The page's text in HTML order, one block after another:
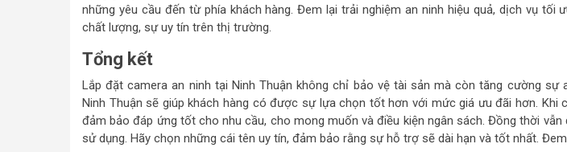
những yêu cầu đến từ phía khách hàng. Đem lại trải nghiệm an ninh hiệu quả, dịch vụ tối
chất lượng, sự uy tín trên thị trường.
Tổng kết
Lắp đặt camera an ninh tại Ninh Thuận không chỉ bảo vệ tài sản mà còn tăng cường sự
Ninh Thuận sẽ giúp khách hàng có được sự lựa chọn tốt hơn với mức giá ưu đãi hơn. Khi
đảm bảo đáp ứng tốt cho nhu cầu, cho mong muốn và điều kiện ngân sách. Đồng thời
sử dụng. Hãy chọn những cái tên uy tín, đảm bảo rằng sự hỗ trợ sẽ dài hạn và tốt nhất.